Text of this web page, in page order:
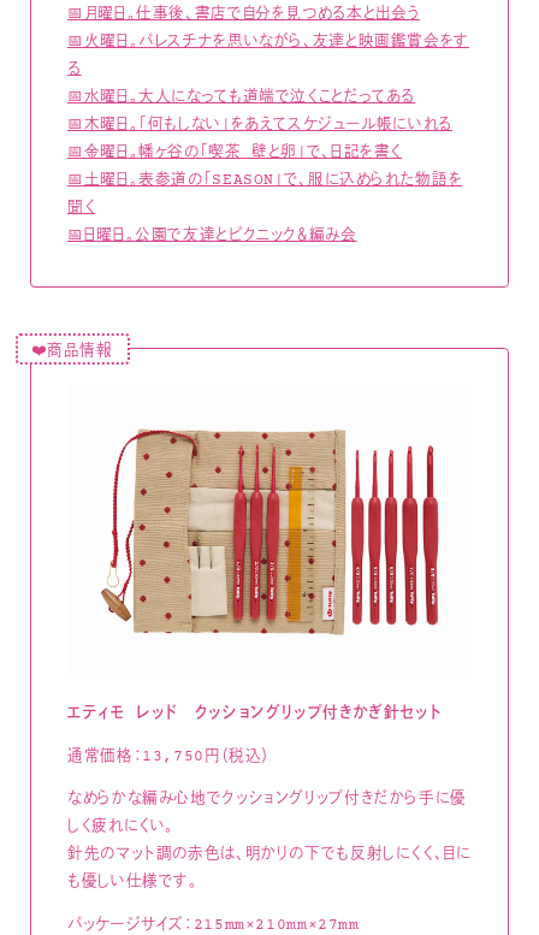
📅月曜日。仕事後、書店で自分を見つめる本と出会う
📅火曜日。パレスチナを思いながら、友達と映画鑑賞会をす
る
📅水曜日。大人になっても道端で泣くことだってある
📅木曜日。「何もしない」をあえてスケジュール帳にいれる
📅金曜日。幡ヶ谷の「喫茶 壁と卵」で、日記を書く
📅土曜日。表参道の「SEASON」で、服に込められた物語を
聞く
📅日曜日。公園で友達とピクニック＆編み会
エティモ レッド クッショングリップ付きかぎ針セット
通常価格：13,750円（税込）
なめらかな編み心地でクッショングリップ付きだから手に優
しく疲れにくい。
針先のマット調の赤色は、明かりの下でも反射しにくく、目に
も優しい仕様です。
パッケージサイズ：215mm×210mm×27mm
❤️商品情報